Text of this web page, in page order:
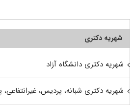
شهریه دکتری
شهریه دکتری دانشگاه آزاد
شهریه دکتری شبانه، پردیس، غیرانتفاعی،